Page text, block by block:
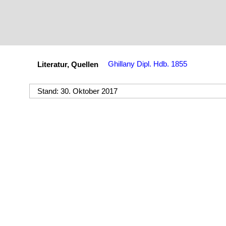
Literatur, Quellen Ghillany Dipl. Hdb. 1855
Stand: 30. Oktober 2017